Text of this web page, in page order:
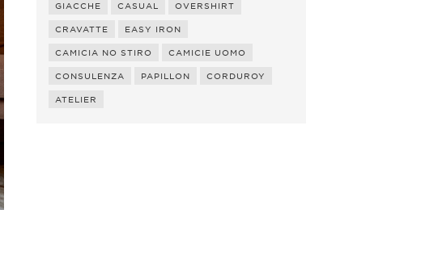
GIACCHE CASUAL OVERSHIRT
CRAVATTE EASY IRON
CAMICIA NO STIRO CAMICIE UOMO
CONSULENZA PAPILLON CORDUROY
ATELIER